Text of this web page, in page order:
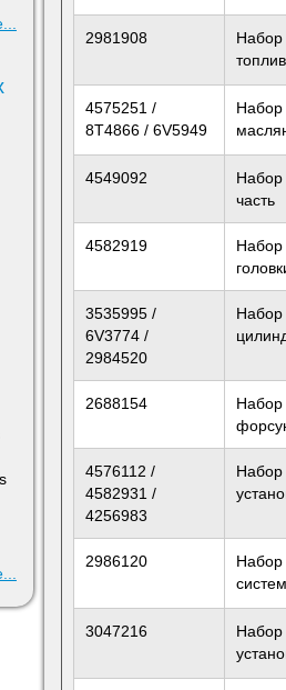
2981908
Набор
4575251 /
8T4866 / 6V5949
Набор
4549092
Набор
часть
4582919
Набор
3535995 /
6V3774 /
2984520
Набор
2688154
Набор
4576112 /
4582931 /
4256983
Набор
2986120
Набор
3047216
Набор